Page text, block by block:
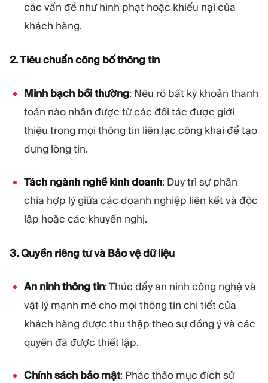
các vấn đề như hình phạt hoặc khiếu nại của
khách hàng.
2. Tiêu chuẩn công bố thông tin
Minh bạch bồi thường: Nêu rõ bất kỳ khoản thanh
toán nào nhận được từ các đối tác được giới
thiệu trong mọi thông tin liên lạc công khai để tạo
dựng lòng tin.
Tách ngành nghề kinh doanh: Duy trì sự phân
chia hợp lý giữa các doanh nghiệp liên kết và độc
lập hoặc các khuyến nghị.
3. Quyền riêng tư và Bảo vệ dữ liệu
An ninh thông tin: Thúc đẩy an ninh công nghệ và
vật lý mạnh mẽ cho mọi thông tin chi tiết của
khách hàng được thu thập theo sự đồng ý và các
quyền đã được thiết lập.
Chính sách bảo mật: Phác thảo mục đích sử